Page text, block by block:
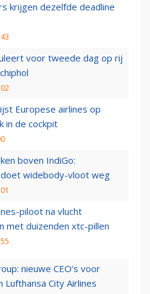
krijgen dezelfde deadline
voor tweede dag op rij
Europese airlines op
in de cockpit
boven IndiGo:
widebody-vloot weg
piloot na vlucht
met duizenden xtc-pillen
nieuwe CEO’s voor
Lufthansa City Airlines